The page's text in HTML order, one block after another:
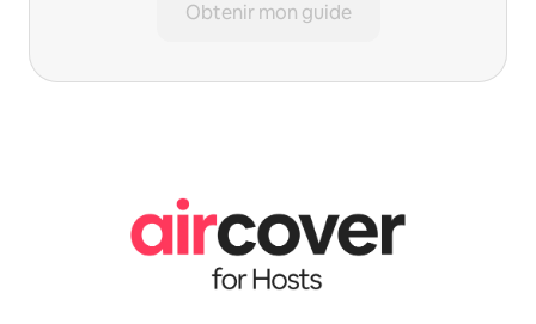
Obtenir mon guide